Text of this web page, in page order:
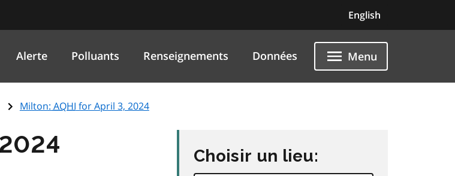
English
Alerte Polluants Renseignements Données Menu
Milton: AQHI for April 3, 2024
Choisir un lieu: